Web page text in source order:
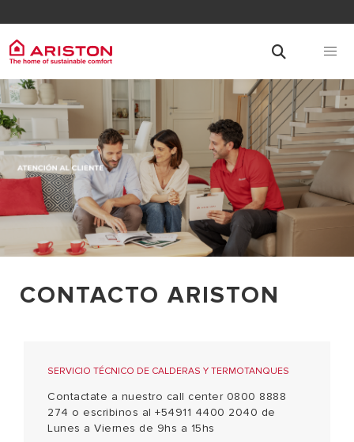
CONTACTO ARISTON
SERVICIO TÉCNICO DE CALDERAS Y TERMOTANQUES
Contactate a nuestro call center 0800 8888
274 o escribinos al +54911 4400 2040 de
Lunes a Viernes de 9hs a 15hs